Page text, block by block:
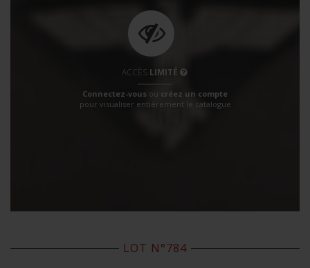
ACCÈS LIMITÉ
Connectez-vous ou créez un compte
pour visualiser entièrement le catalogue
LOT N°784